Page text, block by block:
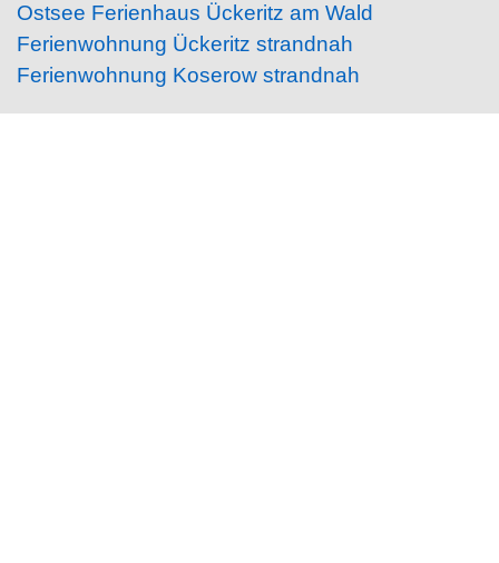
Ostsee Ferienhaus Ückeritz am Wald
Ferienwohnung Ückeritz strandnah
Ferienwohnung Koserow strandnah